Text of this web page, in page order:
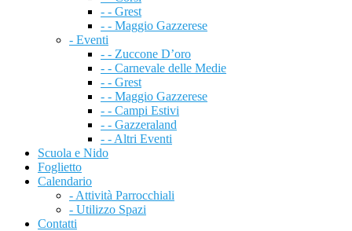
- - Grest
- - Maggio Gazzerese
- Eventi
- - Zuccone D’oro
- - Carnevale delle Medie
- - Grest
- - Maggio Gazzerese
- - Campi Estivi
- - Gazzeraland
- - Altri Eventi
Scuola e Nido
Foglietto
Calendario
- Attività Parrocchiali
- Utilizzo Spazi
Contatti